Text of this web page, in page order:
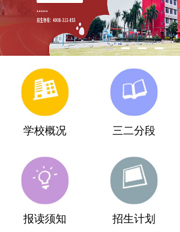
学校概况 三二分段
报读须知 招生计划